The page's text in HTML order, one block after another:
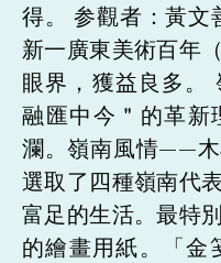
得。 参觀者：黃
新一廣東美術百年
眼界，獲益良多。
融匯中今＂的革新
瀾。嶺南風情——
選取了四種嶺南代
富足的生活。最特
的繪畫用紙。「金